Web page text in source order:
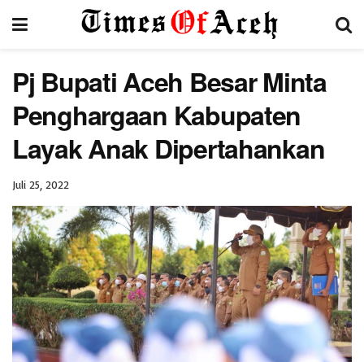
Pj Bupati Aceh Besar Minta
Penghargaan Kabupaten
Layak Anak Dipertahankan
Juli 25, 2022